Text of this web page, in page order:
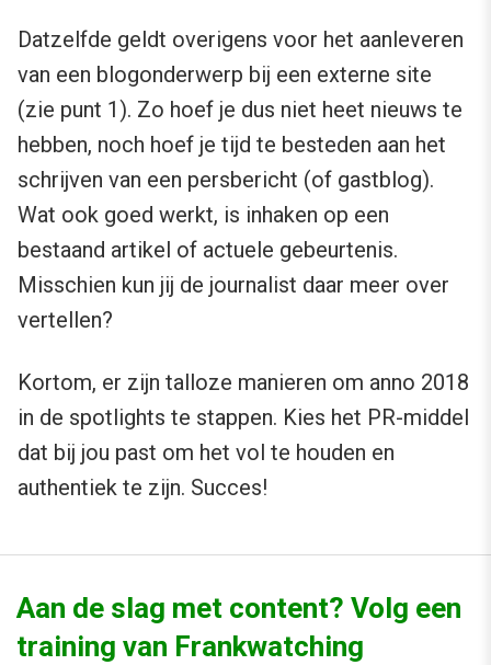
Datzelfde geldt overigens voor het aanleveren
van een blogonderwerp bij een externe site
(zie punt 1). Zo hoef je dus niet heet nieuws te
hebben, noch hoef je tijd te besteden aan het
schrijven van een persbericht (of gastblog).
Wat ook goed werkt, is inhaken op een
bestaand artikel of actuele gebeurtenis.
Misschien kun jij de journalist daar meer over
vertellen?
Kortom, er zijn talloze manieren om anno 2018
in de spotlights te stappen. Kies het PR-middel
dat bij jou past om het vol te houden en
authentiek te zijn. Succes!
Aan de slag met content? Volg een
training van Frankwatching